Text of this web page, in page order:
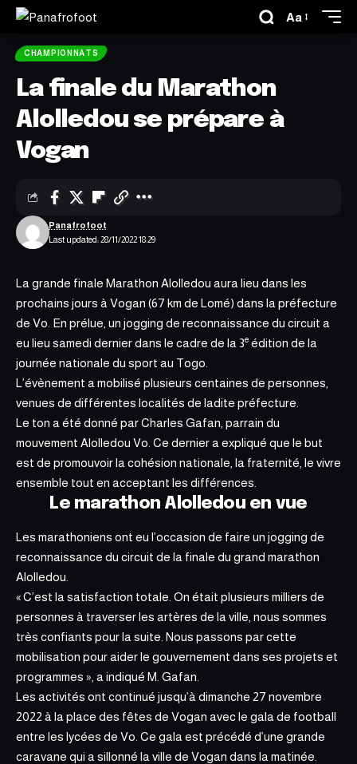
Aa
CHAMPIONNATS
La finale du Marathon
Alolledou se prépare à
Vogan
Last updated: 28/11/2022 18:29
Panafrofoot
La grande finale Marathon Alolledou aura lieu dans les
prochains jours à Vogan (67 km de Lomé) dans la préfecture
de Vo. En prélue, un jogging de reconnaissance du circuit a
eu lieu samedi dernier dans le cadre de la 3e édition de la
journée nationale du sport au Togo.
L’évènement a mobilisé plusieurs centaines de personnes,
venues de différentes localités de ladite préfecture.
Le ton a été donné par Charles Gafan, parrain du
mouvement Alolledou Vo. Ce dernier a expliqué que le but
est de promouvoir la cohésion nationale, la fraternité, le vivre
ensemble tout en acceptant les différences.
Le marathon Alolledou en vue
Les marathoniens ont eu l’occasion de faire un jogging de
reconnaissance du circuit de la finale du grand marathon
Alolledou.
« C’est la satisfaction totale. On était plusieurs milliers de
personnes à traverser les artères de la ville, nous sommes
très confiants pour la suite. Nous passons par cette
mobilisation pouraider le gouvernement dans ses projets et
programmes », a indiqué M. Gafan.
Les activités ont continué jusqu’à dimanche 27 novembre
2022 à la place des fêtes de Vogan avec le gala de football
entre les lycées de Vo. Ce gala est précédé d’une grande
caravane qui a sillonné la ville de Vogan dans la matinée.